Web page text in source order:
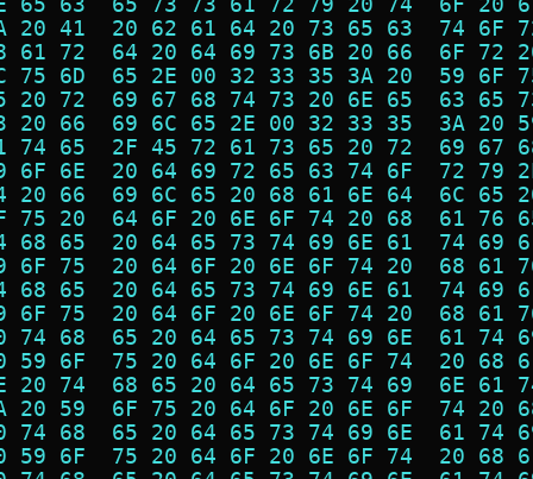
20 41  20 62 61 64 20 73 65 63  74
61 72  64 20 64 69 73 6B 20 66  6F
75 6D  65 2E 00 32 33 35 3A 20  59
20 72  69 67 68 74 73 20 6E 65  63
20 66  69 6C 65 2E 00 32 33 35  3A
74 65  2F 45 72 61 73 65 20 72  69
6F 6E  20 64 69 72 65 63 74 6F  72
20 66  69 6C 65 20 68 61 6E 64  6C
75 20  64 6F 20 6E 6F 74 20 68  61
68 65  20 64 65 73 74 69 6E 61  74
6F 75  20 64 6F 20 6E 6F 74 20  68
68 65  20 64 65 73 74 69 6E 61  74
6F 75  20 64 6F 20 6E 6F 74 20  68
74 68  65 20 64 65 73 74 69 6E  61
59 6F  75 20 64 6F 20 6E 6F 74  20
20 74  68 65 20 64 65 73 74 69  6E
20 59  6F 75 20 64 6F 20 6E 6F  74
74 68  65 20 64 65 73 74 69 6E  61
59 6F  75 20 64 6F 20 6E 6F 74  20